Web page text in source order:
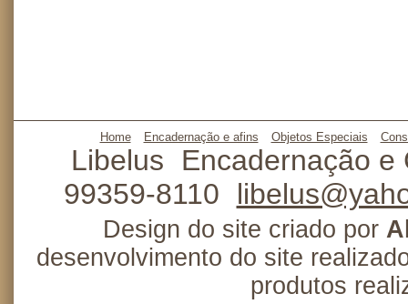
Home Encadernação e afins Objetos Especiais
Libelus
Encadernação e
99359-8110
Design do site criado por
desenvolvimento do site
produtos